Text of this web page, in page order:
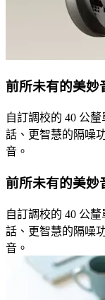
前所未有的美妙
自訂調校的 40 公
話、更智慧的隔噪
音。
前所未有的美妙
自訂調校的 40 公
話、更智慧的隔噪
音。